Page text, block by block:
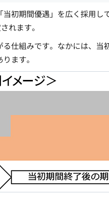
初期間優遇」を広く採用し
れます。
仕組みです。なかには、当
ます。